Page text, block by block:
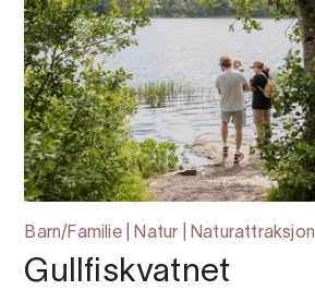
Barn/Familie | Natur | Naturattraksjon
Gullfiskvatnet